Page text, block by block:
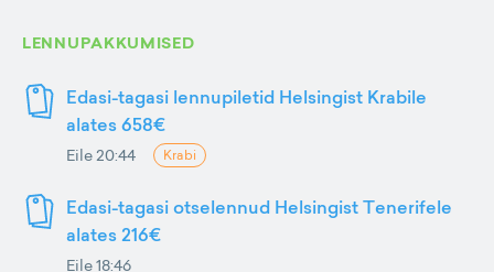
LENNUPAKKUMISED
Edasi-tagasi lennupiletid Helsingist Krabile
alates 658€
Eile 20:44 Krabi
Edasi-tagasi otselennud Helsingist Tenerifele
alates 216€
Eile 18:46